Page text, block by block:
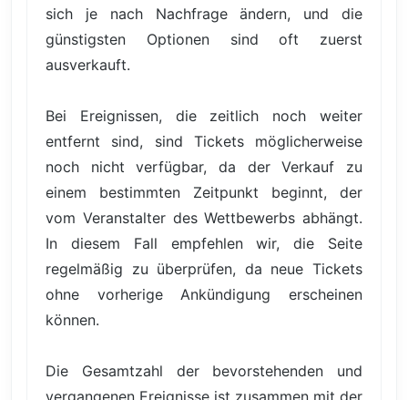
sich je nach Nachfrage ändern, und die
günstigsten Optionen sind oft zuerst
ausverkauft.
Bei Ereignissen, die zeitlich noch weiter
entfernt sind, sind Tickets möglicherweise
noch nicht verfügbar, da der Verkauf zu
einem bestimmten Zeitpunkt beginnt, der
vom Veranstalter des Wettbewerbs abhängt.
In diesem Fall empfehlen wir, die Seite
regelmäßig zu überprüfen, da neue Tickets
ohne vorherige Ankündigung erscheinen
können.
Die Gesamtzahl der bevorstehenden und